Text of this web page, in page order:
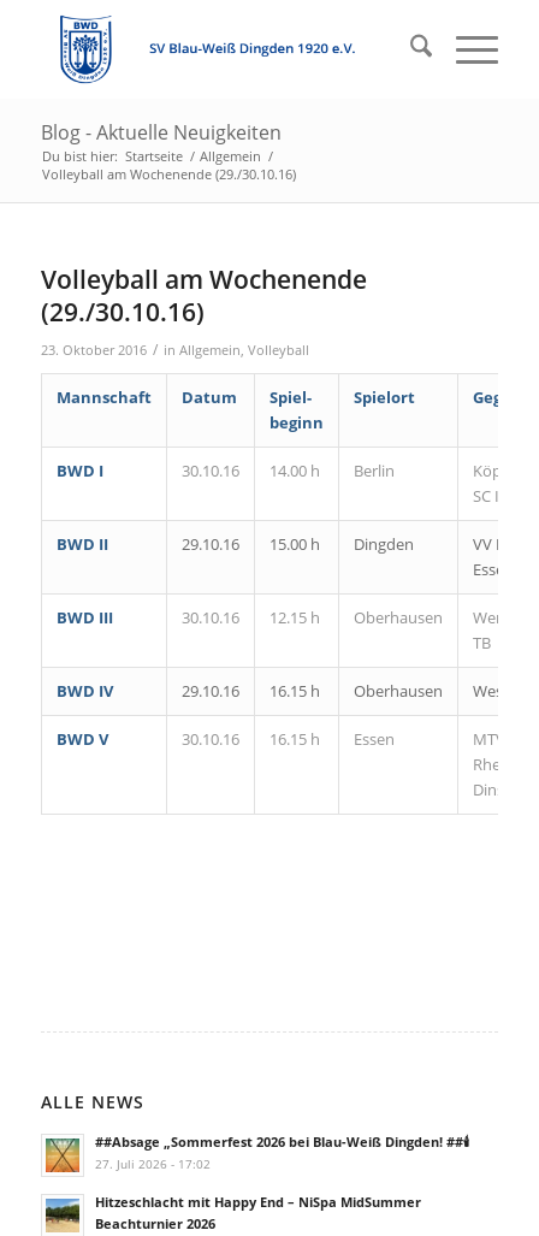
Blog - Aktuelle Neuigkeiten
Du bist hier: Startseite / Allgemein /
Volleyball am Wochenende (29./30.10.16)
Volleyball am Wochenende
(29./30.10.16)
23. Oktober 2016 / in Allgemein, Volleyball
Mannschaft Datum
Spiel-
beginn
Spielort Gegner
BWD I 30.10.16 14.00 h Berlin
SC II
BWD II 29.10.16 15.00 h Dingden
VV
Essen II
BWD III 30.10.16 12.15 h Oberhausen
TB
BWD IV 29.10.16 16.15 h Oberhausen Weseler
BWD V 30.10.16 16.15 h Essen
MTV
ALLE NEWS
##Absage „Sommerfest 2026 bei Blau-Weiß Dingden! ##🕯️
27. Juli 2026 - 17:02
Hitzeschlacht mit Happy End – NiSpa MidSummer
Beachturnier 2026